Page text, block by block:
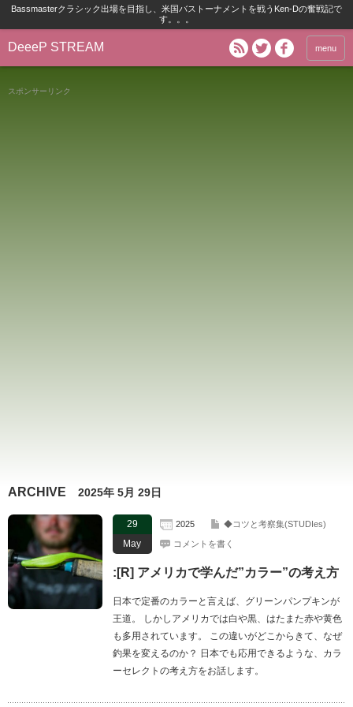
Bassmasterクラシック出場を目指し、米国バストーナメントを戦うKen-Dの奮戦記で
す。。。
DeeeP STREAM menu
スポンサーリンク
ARCHIVE 2025年 5月 29日
29
May
2025 ◆コツと考察集(STUDIes)
コメントを書く
:[R] アメリカで学んだ”カラー”の考え方
日本で定番のカラーと言えば、グリーンパンプキンが
王道。 しかしアメリカでは白や黒、はたまた赤や黄色
も多用されています。 この違いがどこからきて、なぜ
釣果を変えるのか？ 日本でも応用できるような、カラ
ーセレクトの考え方をお話します。